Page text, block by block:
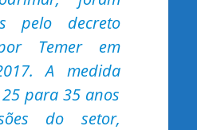
pelo decreto
Temer em
A medida
para 35 anos
do setor,